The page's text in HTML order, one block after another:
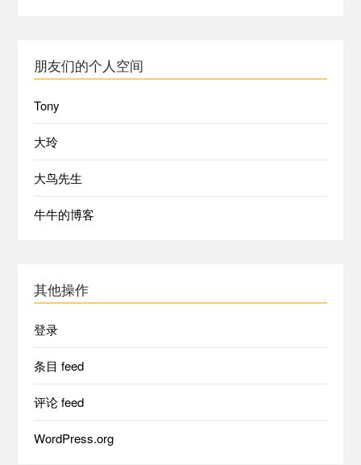
朋友们的个人空间
Tony
大玲
大鸟先生
牛牛的博客
其他操作
登录
条目 feed
评论 feed
WordPress.org